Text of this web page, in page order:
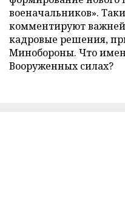
военачальников».
комментируют
кадровые решения,
Минобороны. Что
Вооруженных силах?